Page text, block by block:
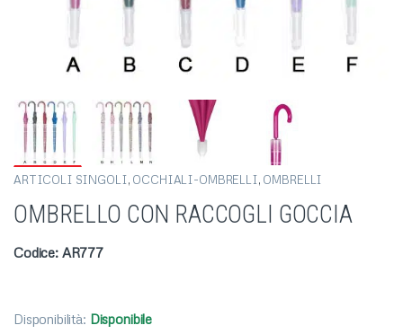
ARTICOLI SINGOLI, OCCHIALI-OMBRELLI, OMBRELLI
OMBRELLO CON RACCOGLI GOCCIA
Codice: AR777
Disponibilità: Disponibile